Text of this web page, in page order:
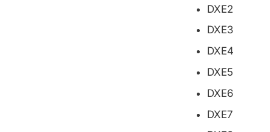
DXE2
DXE3
DXE4
DXE5
DXE6
DXE7